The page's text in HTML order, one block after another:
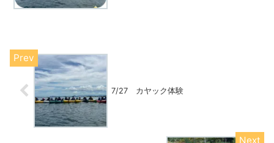
7/27 カヤック体験